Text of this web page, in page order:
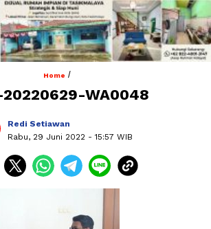
Home /
20220629-WA0048
Redi Setiawan
Rabu, 29 Juni 2022 - 15:57 WIB